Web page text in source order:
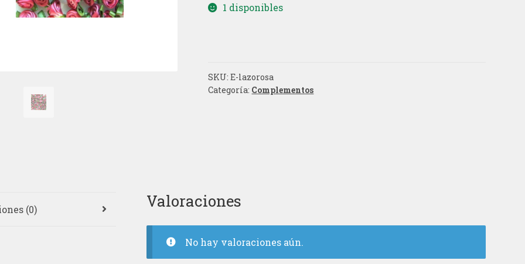
1 disponibles
SKU:E-lazorosa
Categoría: Complementos
(0) Valoraciones
No hay valoraciones aún.